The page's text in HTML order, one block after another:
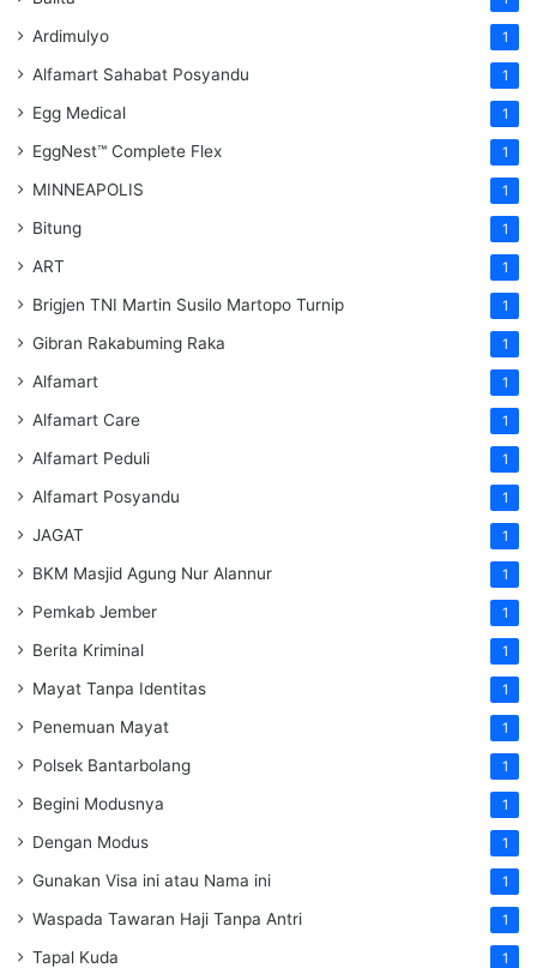
Ardimulyo 1
Alfamart Sahabat Posyandu 1
Egg Medical 1
EggNest™ Complete Flex 1
MINNEAPOLIS 1
Bitung 1
ART 1
Brigjen TNI Martin Susilo Martopo Turnip 1
Gibran Rakabuming Raka 1
Alfamart 1
Alfamart Care 1
Alfamart Peduli 1
Alfamart Posyandu 1
JAGAT 1
BKM Masjid Agung Nur Alannur 1
Pemkab Jember 1
Berita Kriminal 1
Mayat Tanpa Identitas 1
Penemuan Mayat 1
Polsek Bantarbolang 1
Begini Modusnya 1
Dengan Modus 1
Gunakan Visa ini atau Nama ini 1
Waspada Tawaran Haji Tanpa Antri 1
Tapal Kuda 1